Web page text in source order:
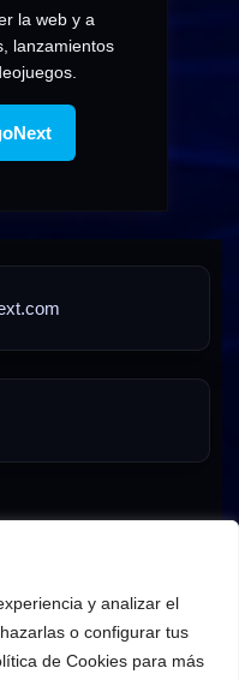
y analizar el
o configurar tus
de Cookies para más
la web y a
lanzamientos
Publicidad / Advertising
Política de cookies